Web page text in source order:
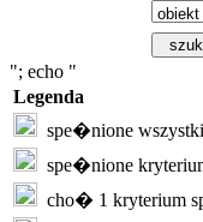
"; echo "
Legenda
spe�nione
spe�nione
cho� 1 kryterium